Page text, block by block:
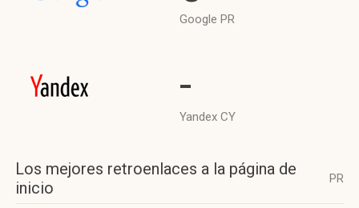
Google PR
-
Yandex CY
Los mejores retroenlaces a la página de
inicio
PR